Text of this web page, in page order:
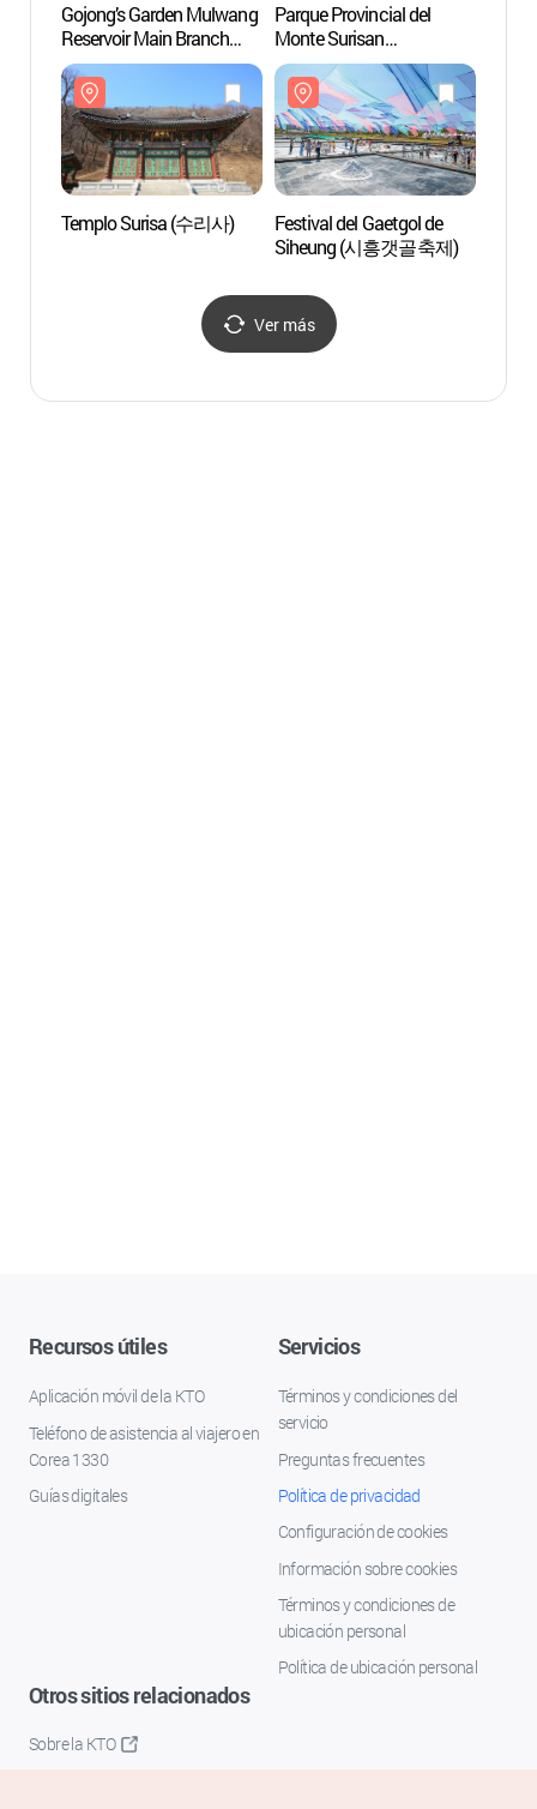
Gojong’s Garden Mulwang
Reservoir Main Branch
(고종의정원
물왕저수지본점)
Parque Provincial del
Monte Surisan
(수리산도립공원)
Templo Surisa (수리사)
Festival del Gaetgol de
Siheung (시흥갯골축제)
Ver más
Recursos útiles
Aplicación móvil de la KTO
Teléfono de asistencia al viajero en
Corea 1330
Guías digitales
Servicios
Términos y condiciones del
servicio
Preguntas frecuentes
Política de privacidad
Configuración de cookies
Información sobre cookies
Términos y condiciones de
ubicación personal
Política de ubicación personal
Otros sitios relacionados
Sobre la KTO